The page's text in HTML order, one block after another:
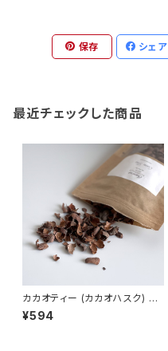
保存 シェア
最近チェックした商品
カカオティー (カカオハスク) 50
G ショコラマダガスカル Choco
lat Madagascar
¥594